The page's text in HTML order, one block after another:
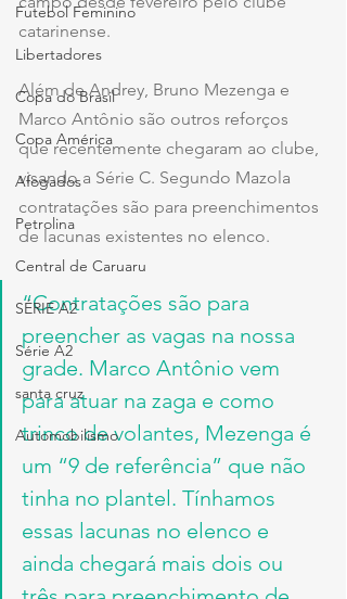
Futebol Feminino
Libertadores
Copa do Brasil
Copa América
Afogados
Petrolina
Central de Caruaru
SÉRIE A2
Série A2
santa cruz
Automobilismo
catarinense.
Além de Andrey, Bruno Mezenga e
Marco Antônio são outros reforços
que recentemente chegaram ao clube,
visando a Série C. Segundo Mazola
contratações são para preenchimentos
de lacunas existentes no elenco.
“Contratações são para
preencher as vagas na nossa
grade. Marco Antônio vem
para atuar na zaga e como
trinco de volantes, Mezenga é
um “9 de referência” que não
tinha no plantel. Tínhamos
essas lacunas no elenco e
ainda chegará mais dois ou